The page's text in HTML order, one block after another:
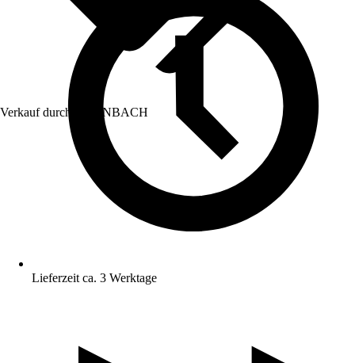
Verkauf durch: HORNBACH
Lieferzeit ca. 3 Werktage